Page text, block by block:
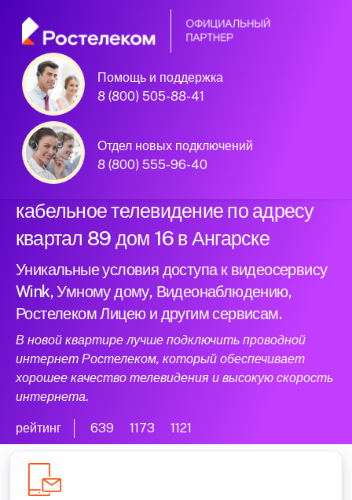
Помощь и поддержка
8 (800) 505-88-41
Отдел новых подключений
8 (800) 555-96-40
Официальный
партнер Ростелеком
Подключили новый интернет и
кабельное телевидение по адресу
квартал 89 дом 16 в Ангарске
Уникальные условия доступа к видеосервису
Wink, Умному дому, Видеонаблюдению,
Ростелеком Лицею и другим сервисам.
В новой квартире лучше подключить проводной
интернет Ростелеком, который обеспечивает
хорошее качество телевидения и высокую скорость
интернета.
рейтинг 639 1173 1121